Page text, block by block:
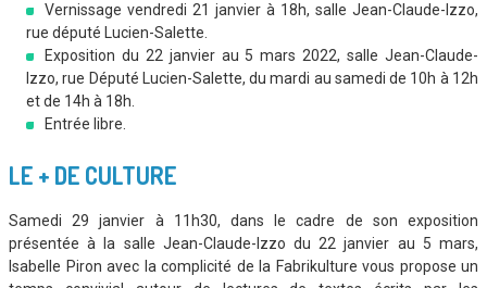
Vernissage vendredi 21 janvier à 18h, salle Jean-Claude-Izzo,
rue député Lucien-Salette.
Exposition du 22 janvier au 5 mars 2022, salle Jean-Claude-
Izzo, rue Député Lucien-Salette, du mardi au samedi de 10h à 12h
et de 14h à 18h.
Entrée libre.
LE + DE CULTURE
Samedi 29 janvier à 11h30, dans le cadre de son exposition
présentée à la salle Jean-Claude-Izzo du 22 janvier au 5 mars,
Isabelle Piron avec la complicité de la Fabrikulture vous propose un